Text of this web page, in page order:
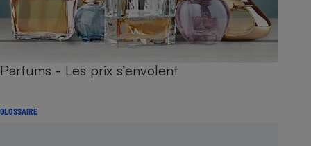
Parfums - Les prix s’envolent
GLOSSAIRE